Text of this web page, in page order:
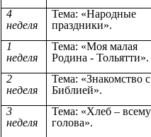
4
неделя
Тема: «Народные
праздники».
1
неделя
Тема: «Моя малая
Родина - Тольятти».
2
неделя
Тема: «Знакомство с
Библией».
3
неделя
Тема: «Хлеб – всему
голова».